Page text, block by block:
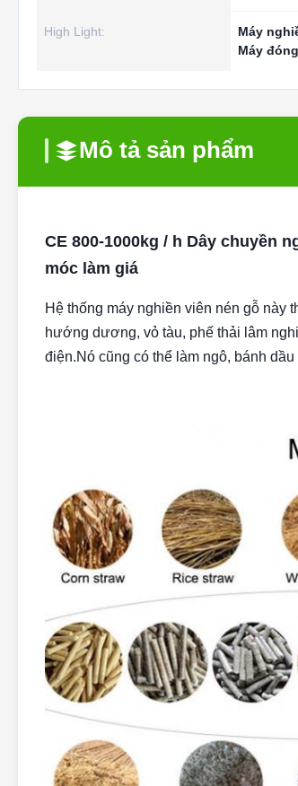
High Light: Máy
Máy
Mô tả sản phẩm
CE 800-1000kg / h Dây chuyền
móc làm giá
Hệ thống máy nghiền viên nén gỗ này
hướng dương, vỏ tàu, phế thải lâm
điện.Nó cũng có thể làm ngô, bánh